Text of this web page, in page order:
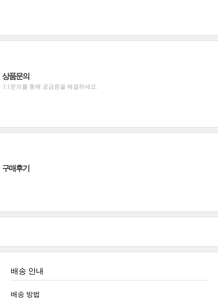
상품문의
1:1문의를 통해 궁금증을 해결하세요.
구매후기
배송 안내
배송 방법